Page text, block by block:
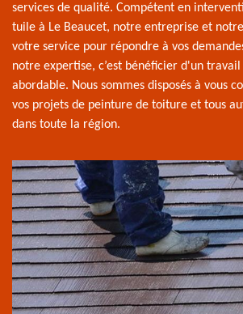
services de qualité. Compétent en
tuile à Le Beaucet, notre entreprise et
votre service pour répondre à vos
notre expertise, c’est bénéficier d'un
abordable. Nous sommes disposés à vous
vos projets de peinture de toiture et tous
dans toute la région.